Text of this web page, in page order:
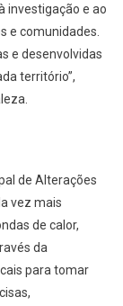
investigação e ao
e comunidades.
e desenvolvidas
território”,
de Alterações
vez mais
de calor,
da
para tomar